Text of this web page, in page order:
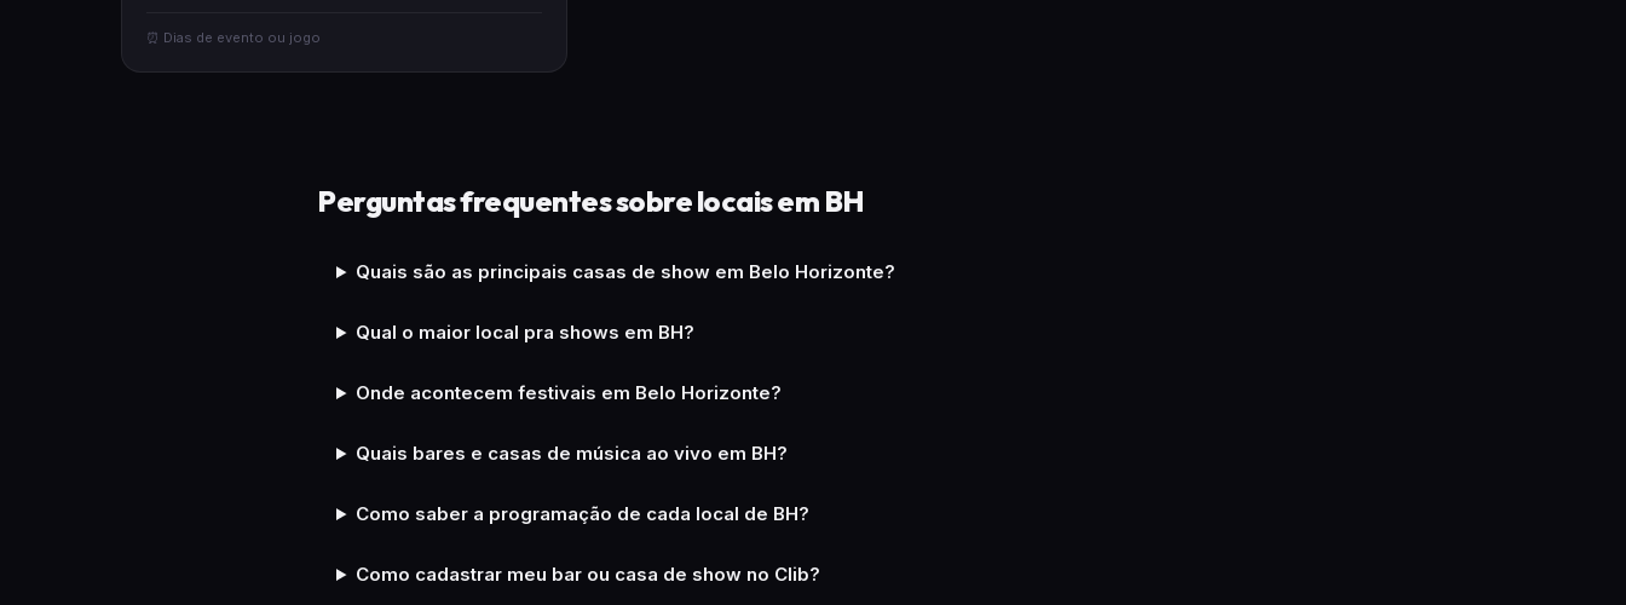
⏰ Dias de evento ou jogo
Perguntas frequentes sobre locais em BH
Quais são as principais casas de show em Belo Horizonte?
Qual o maior local pra shows em BH?
Onde acontecem festivais em Belo Horizonte?
Quais bares e casas de música ao vivo em BH?
Como saber a programação de cada local de BH?
Como cadastrar meu bar ou casa de show no Clib?